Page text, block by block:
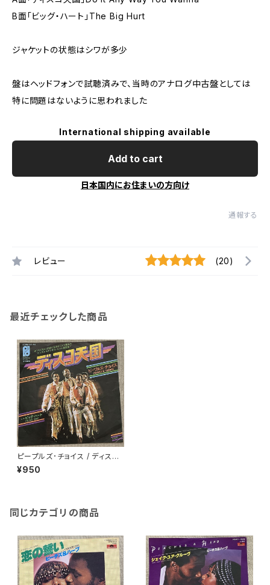
B面「ビッグ・ハート」The Big Hurt
ジャケットの状態はシワが多少
盤はヘッドフォンで試聴済みで、当時のアナログ中古盤としては
特に問題はないように思われました
International shipping available
Add to cart
日本国内にお住まいの方向け
通報する
レビュー (20)
最近チェックした商品
ピープルズ･チョイス / ディスコ
天国
¥950
同じカテゴリの商品